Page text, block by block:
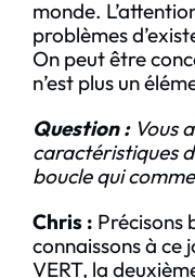
monde.
problèmes
On peut être
n’est plus un
Question:Vous
caractéristiques
boucle qui
Chris : Précisons
connaissons à ce
VERT, la